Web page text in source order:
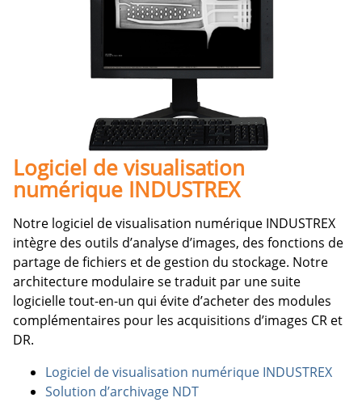
Logiciel de visualisation
numérique INDUSTREX
Notre logiciel de visualisation numérique INDUSTREX
intègre des outils d’analyse d’images, des fonctions de
partage de fichiers et de gestion du stockage. Notre
architecture modulaire se traduit par une suite
logicielle tout-en-un qui évite d’acheter des modules
complémentaires pour les acquisitions d’images CR et
DR.
Logiciel de visualisation numérique INDUSTREX
Solution d’archivage NDT